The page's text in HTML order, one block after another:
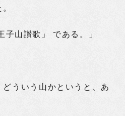
子山讃歌」 である。」
ういう山かというと、あ